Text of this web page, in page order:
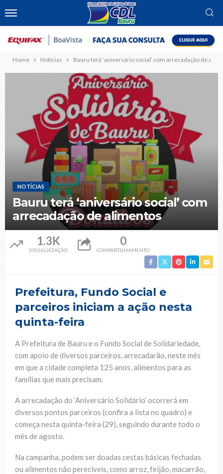
Home Notícias Bauru terá ‘aniversário social’ com arrecadação de
NOTÍCIAS
Bauru terá ‘aniversário social’ com
arrecadação de alimentos
1.3K
VISUALIAZAÇÃO
0
COMPARTILHAMENTO
Prefeitura, Fundo Social e
parceiros iniciam a ação nesta
quinta-feira
A Prefeitura de Bauru e o Fundo Social de Solidariedade,
com apoio de diversos parceiros, arrecadarão, neste mês
em que a cidade completa 125 anos, alimentos para as
famílias que mais precisam.
A arrecadação do ‘Aniversário Solidário’ ocorrerá em
diversos pontos parceiros (confira a lista no quadro) e
começa nesta quinta-feira (29), seguindo durante todo o
mês de agosto.
Na campanha, podem ser doadas cestas básicas fechadas
ou alimentos não perecíveis, como arroz, feijão, macarrão,